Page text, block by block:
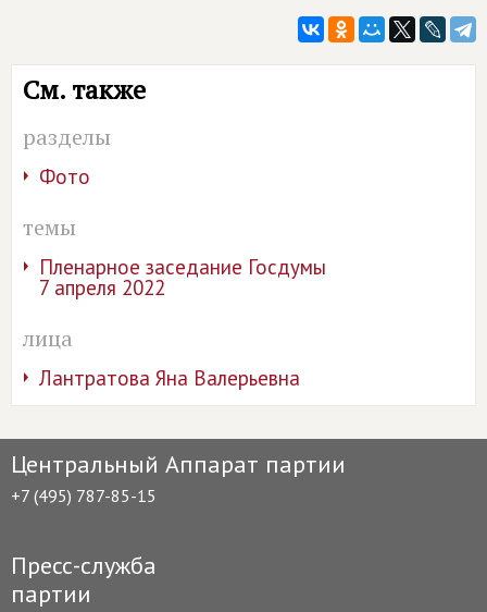
См. также
разделы
Фото
темы
Пленарное заседание Госдумы
7 апреля 2022
лица
Лантратова Яна Валерьевна
Центральный Аппарат партии
+7 (495) 787-85-15
Пресс-служба
партии